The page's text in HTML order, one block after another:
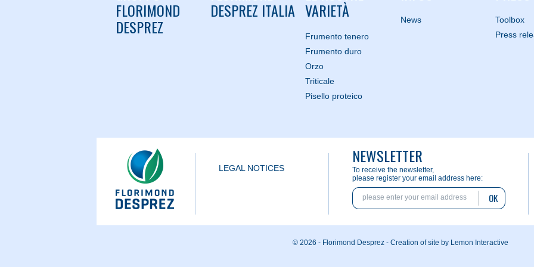
FLORIMOND
DESPREZ
DESPREZ ITALIA VARIETÀ
Frumento tenero
Frumento duro
Orzo
Triticale
Pisello proteico
News
Toolbox
Press
LEGAL NOTICES
NEWSLETTER
To receive the newsletter,
please register your email address here:
OK
© 2026 - Florimond Desprez - Creation of site by Lemon Interactive